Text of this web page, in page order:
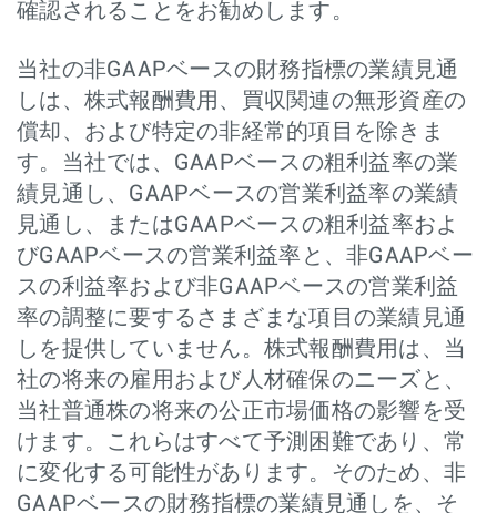
確認されることをお勧めします。
当社の非GAAPベースの財務指標の業績見通
しは、株式報酬費用、買収関連の無形資産の
償却、および特定の非経常的項目を除きま
す。当社では、GAAPベースの粗利益率の業
績見通し、GAAPベースの営業利益率の業績
見通し、またはGAAPベースの粗利益率およ
びGAAPベースの営業利益率と、非GAAPベー
スの利益率および非GAAPベースの営業利益
率の調整に要するさまざまな項目の業績見通
しを提供していません。株式報酬費用は、当
社の将来の雇用および人材確保のニーズと、
当社普通株の将来の公正市場価格の影響を受
けます。これらはすべて予測困難であり、常
に変化する可能性があります。そのため、非
GAAPベースの財務指標の業績見通しを、そ